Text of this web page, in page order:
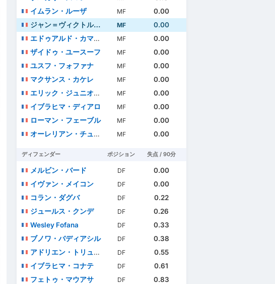
イムラン・ルーザ
MF
0.00
ジャン＝ヴィクトル・マケンゴ
MF
0.00
エドゥアルド・カマヴィンガ
MF
0.00
ザイドゥ・ユースーフ
MF
0.00
ユスフ・フォファナ
MF
0.00
マクサンス・カケレ
MF
0.00
エリック・ジュニオール・ディナ・エビンベ
MF
0.00
イブラヒマ・ディアロ
MF
0.00
ローマン・フェーブル
MF
0.00
オーレリアン・チュアメニ
MF 0.00
ディフェンダー ポジション 失点 / 90分
メルビン・バード DF
0.00
イヴァン・メイコン
DF
0.00
コラン・ダグバ
DF
0.22
ジュールス・クンデ
DF
0.26
Wesley Fofana
DF
0.33
ブノワ・バディアシル
DF
0.38
アドリエン・トリュフォー
DF
0.55
イブラヒマ・コナテ
DF
0.61
フェトゥ・マウアサ
DF
0.83